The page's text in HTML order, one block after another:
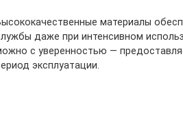
материалы
даже при интенсивном
с уверенностью —
эксплуатации.